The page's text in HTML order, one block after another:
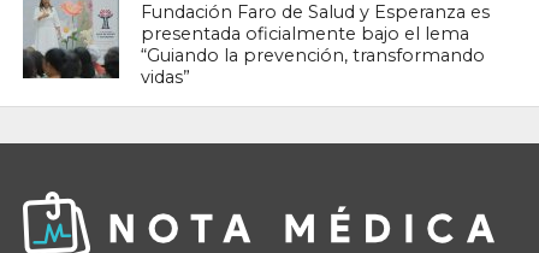
Fundación Faro de Salud y Esperanza es
presentada oficialmente bajo el lema
“Guiando la prevención, transformando
vidas”